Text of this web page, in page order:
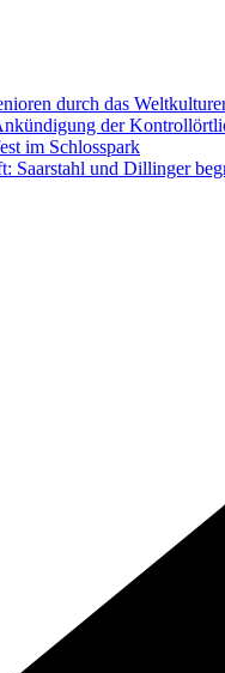
durch das
der
im Schlosspark
Saarstahl und Dillinger